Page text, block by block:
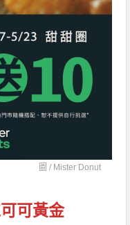
圖 / Mister Donut
可黃金